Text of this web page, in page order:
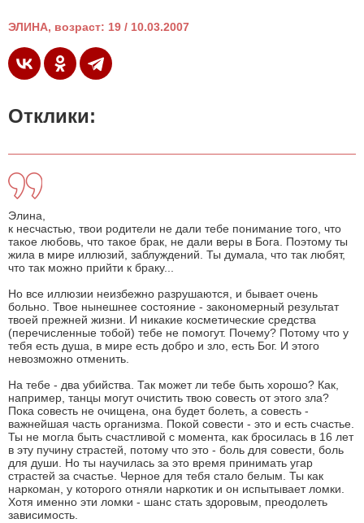
ЭЛИНА, возраст: 19 / 10.03.2007
Отклики:
Элина,
к несчастью, твои родители не дали тебе понимание того, что
такое любовь, что такое брак, не дали веры в Бога. Поэтому ты
жила в мире иллюзий, заблуждений. Ты думала, что так любят,
что так можно прийти к браку...
Но все иллюзии неизбежно разрушаются, и бывает очень
больно. Твое нынешнее состояние - закономерный результат
твоей прежней жизни. И никакие косметические средства
(перечисленные тобой) тебе не помогут. Почему? Потому что у
тебя есть душа, в мире есть добро и зло, есть Бог. И этого
невозможно отменить.
На тебе - два убийства. Так может ли тебе быть хорошо? Как,
например, танцы могут очистить твою совесть от этого зла?
Пока совесть не очищена, она будет болеть, а совесть -
важнейшая часть организма. Покой совести - это и есть счастье.
Ты не могла быть счастливой с момента, как бросилась в 16 лет
в эту пучину страстей, потому что это - боль для совести, боль
для души. Но ты научилась за это время принимать угар
страстей за счастье. Черное для тебя стало белым. Ты как
наркоман, у которого отняли наркотик и он испытывает ломки.
Хотя именно эти ломки - шанс стать здоровым, преодолеть
зависимость.